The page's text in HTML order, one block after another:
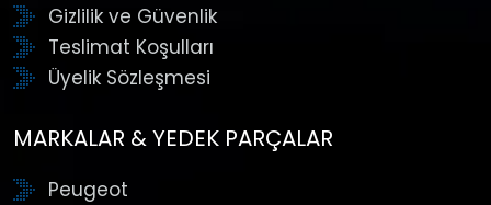
Gizlilik ve Güvenlik
Teslimat Koşulları
Üyelik Sözleşmesi
MARKALAR & YEDEK PARÇALAR
Peugeot